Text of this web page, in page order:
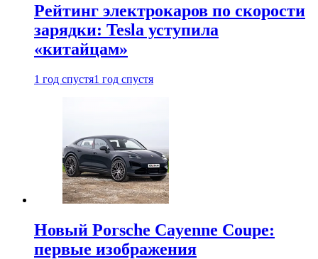
Рейтинг электрокаров по скорости
зарядки: Tesla уступила
«китайцам»
1 год спустя1 год спустя
Новый Porsche Cayenne Coupe:
первые изображения